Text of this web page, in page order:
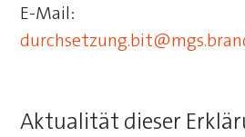
E-Mail:
Aktualität dieser